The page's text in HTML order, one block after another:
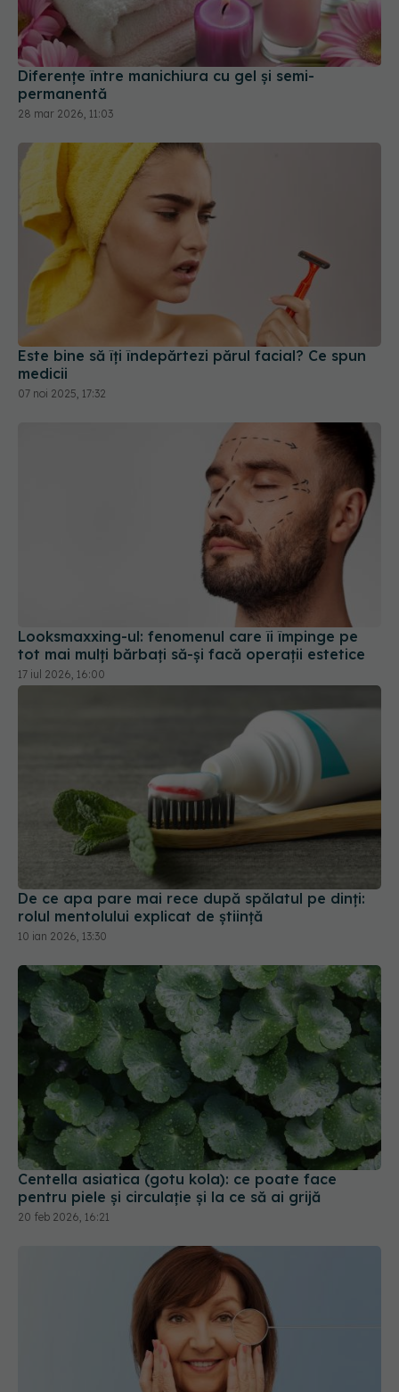
Diferențe între manichiura cu gel și semi-
permanentă
28 mar 2026, 11:03
Este bine să îți îndepărtezi părul facial? Ce spun
medicii
07 noi 2025, 17:32
Looksmaxxing-ul: fenomenul care îi împinge pe
tot mai mulți bărbați să-și facă operații estetice
17 iul 2026, 16:00
De ce apa pare mai rece după spălatul pe dinți:
rolul mentolului explicat de știință
10 ian 2026, 13:30
Centella asiatica (gotu kola): ce poate face
pentru piele și circulație și la ce să ai grijă
20 feb 2026, 16:21